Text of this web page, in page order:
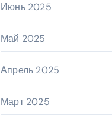
Июнь 2025
Май 2025
Апрель 2025
Март 2025